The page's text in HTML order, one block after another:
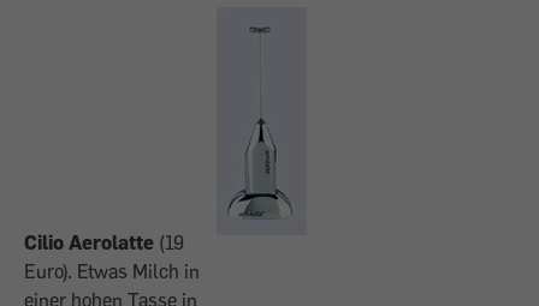
Cilio Aerolatte (19
Euro). Etwas Milch in
einer hohen Tasse in